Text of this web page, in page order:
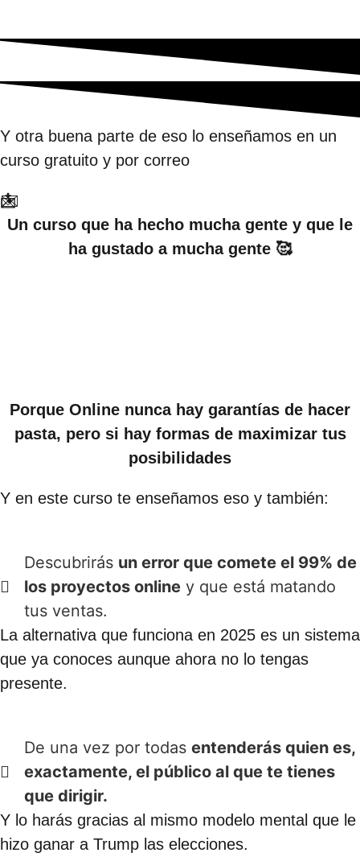
Y otra buena parte de eso lo enseñamos en un
curso gratuito y por correo
✉️
📩
✉️
Un curso que ha hecho mucha gente y que le
ha gustado a mucha gente 🥰
Porque Online nunca hay garantías de hacer
pasta, pero si hay formas de maximizar tus
posibilidades
Y en este curso te enseñamos eso y también:
Descubrirás un error que comete el 99% de
los proyectos online y que está matando
tus ventas.
La alternativa que funciona en 2025 es un sistema
que ya conoces aunque ahora no lo tengas
presente.
De una vez por todas entenderás quien es,
exactamente, el público al que te tienes
que dirigir.
Y lo harás gracias al mismo modelo mental que le
hizo ganar a Trump las elecciones.​